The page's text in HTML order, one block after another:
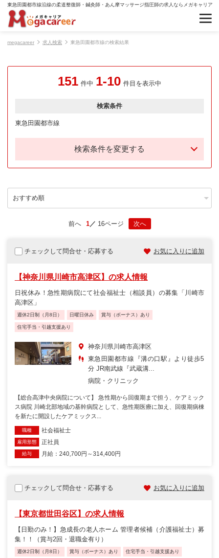
東急田園都市線沿線の柔道整復師・鍼灸師・あん摩マッサージ指圧師の求人ならメガキャリア
megacareer 求人検索 東急田園都市線の検索結果
151 件中 1-10 件目を表示中
検索条件
東急田園都市線
検索条件を変更する
前へ 1 16ページ 次へ
チェックして問合せ・応募する お気に入りに追加
【神奈川県川崎市高津区】の求人情報
日祝休み！急性期病院にて社会福祉士（相談員）の募集「川崎市
高津区」
週休2日制（月8日） 日曜日休み 賞与（ボーナス）あり
住宅手当・引越支援あり
神奈川県川崎市高津区
東急田園都市線『溝の口駅』より徒歩5
分 JR南武線『武蔵溝...
病院・クリニック
【総合高津中央病院について】 急性期から回復期まで担う、ケアミック
ス病院 川崎北部地域の基幹病院として、急性期医療に加え、回復期病棟
を新たに開設したケアミックス...
職種 社会福祉士
雇用形態 正社員
給与 月給：240,700円～314,400円
チェックして問合せ・応募する お気に入りに追加
【東京都世田谷区】の求人情報
【日勤のみ！】急成長の老人ホーム 管理者候補（介護福祉士）募
集！！（賞与2回・退職金有り）
週休2日制（月8日） 賞与（ボーナス）あり 住宅手当・引越支援あり